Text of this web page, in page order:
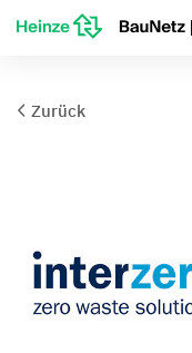
Zurück